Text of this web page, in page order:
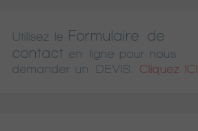
Utilisez le Formulaire de
contact en ligne pour nous
demander un DEVIS.
Cliquez ICI